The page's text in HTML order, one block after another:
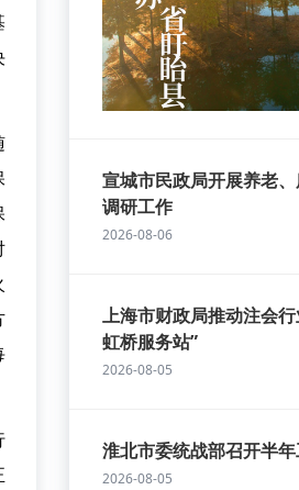
宣城市民政局开展养老
调研工作
2026-08-06
上海市财政局推动注会
虹桥服务站”
2026-08-05
淮北市委统战部召开半
2026-08-05